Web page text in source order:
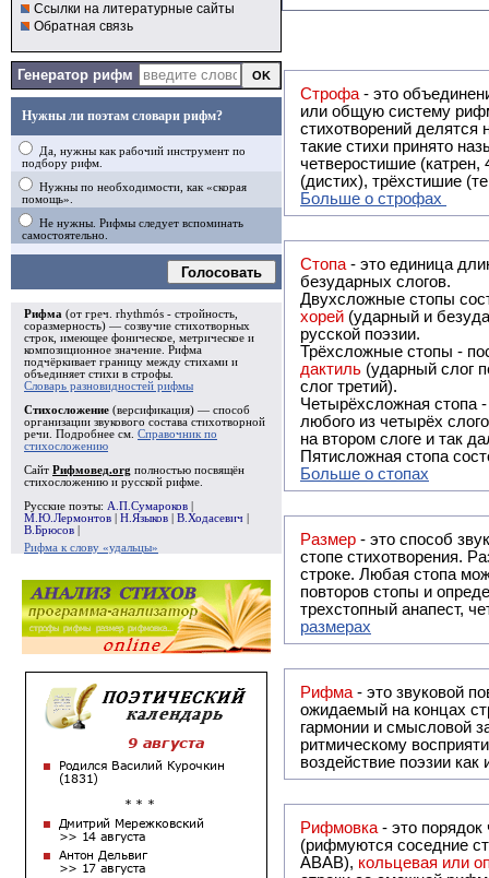
Ссылки на литературные сайты
Обратная связь
Генератор рифм
Нужны ли поэтам словари рифм?
Да, нужны как рабочий инструмент по
подбору рифм.
Нужны по необходимости, как «скорая
помощь».
Не нужны. Рифмы следует вспоминать
самостоятельно.
Голосовать
Рифма (от греч. rhythmós - стройность,
соразмерность) — созвучие стихотворных
строк, имеющее фоническое, метрическое и
композиционное значение. Рифма
подчёркивает границу между стихами и
объединяет стихи в строфы
Словарь разновидностей рифмы
Стихосложение (версификация) — способ
организации звукового состава стихотворной
речи. Подробнее см. Справочник по
стихосложению
Сайт Рифмовед.org полностью посвящён
стихосложению и русской рифме.
Русские поэты: А.П.Сумароков
М.Ю.Лермонтов
Н.Языков В.Ходасевич
В.Брюсов
Рифма к слову «удальцы»
Строфа - это объединение двух
или общую систему рифм, и регулярно или периодически
стихотворений делятся на строфы и т.о. являются строфическими.
такие стихи принято называть астрофическими. Самая популярная строфа в русской поэзии -
четверостишие
(дистих), трёхстишие
Больше о строфах
Стопа - это единица
безударных слогов.
Двухсложные стопы
хорей (ударный и
русской поэзии.
Трёхсложные стопы -
дактиль (ударный слог
слог третий).
Четырёхсложная стопа
любого из четырёх
на втором слоге и так
Пятисложная стопа
Больше о стопах
Размер - это способ
стопе стихотворения.
строке. Любая стопа
повторов стопы и
трехстопный анапест,
размерах
Рифма - это звуковой повтор, традиционно используемый в поэзии и, как
ожидаемый на концах
гармонии и смысловой
ритмическому
воздействие поэзии
Рифмовка - это
(рифмуются соседние
ABAB), кольцевая или